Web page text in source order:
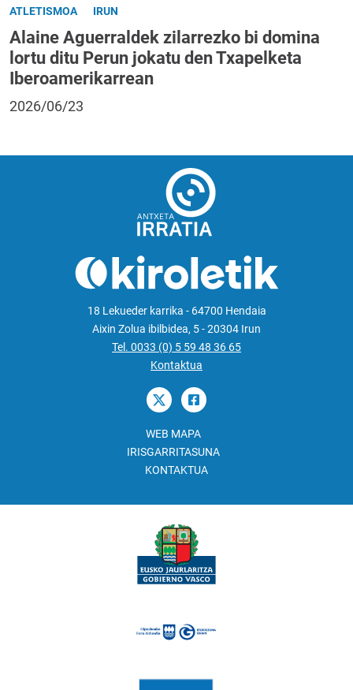
ATLETISMOA IRUN
Alaine Aguerraldek zilarrezko bi domina
lortu ditu Perun jokatu den Txapelketa
Iberoamerikarrean
2026/06/23
18 Lekueder karrika - 64700 Hendaia
Aixin Zolua ibilbidea, 5 - 20304 Irun
Tel. 0033 (0) 5 59 48 36 65
Kontaktua
WEB MAPA
IRISGARRITASUNA
KONTAKTUA